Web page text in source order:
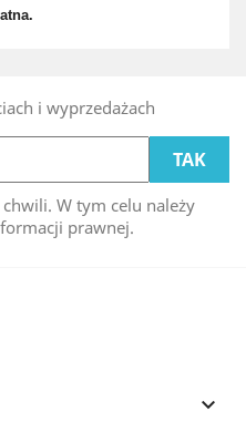
i wyprzedażach
W tym celu należy
prawnej.
